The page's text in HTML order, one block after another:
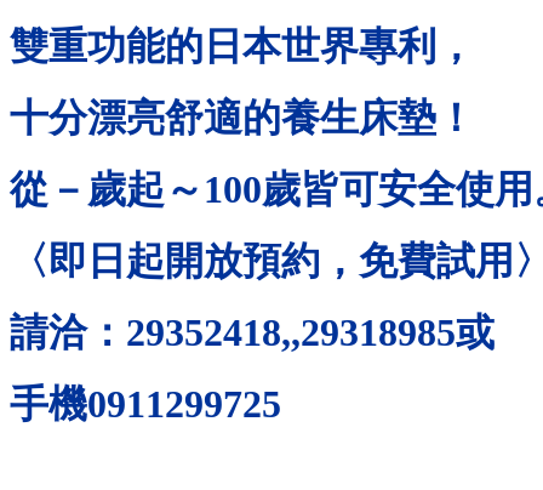
雙重功能的日本世界專利，
十分漂亮舒適的養生床墊！
從－歲起～ 100歲皆可安全使用
〈即日起開放預約，免費試用
請洽： 29352418,,29318985或
手機0911299725